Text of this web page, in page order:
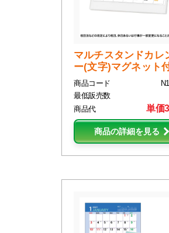
マルチスタンドカレ
ー(文字)マグネット
商品コード
最低販売数
商品代
単価
商品の詳細を見る